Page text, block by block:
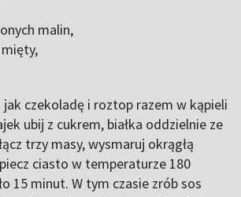
malin,
mięty,
jak czekoladę i roztop razem w kąpieli
ubij z cukrem, białka oddzielnie ze
trzy masy, wysmaruj okrągłą
ciasto w temperaturze 180
15 minut. W tym czasie zrób sos